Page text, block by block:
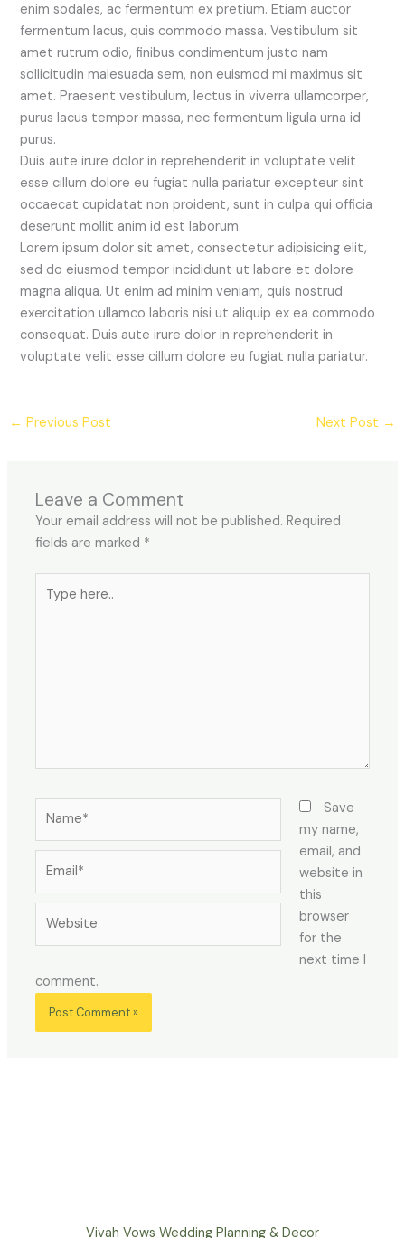
enim sodales, ac fermentum ex pretium. Etiam auctor
fermentum lacus, quis commodo massa. Vestibulum sit
amet rutrum odio, finibus condimentum justo nam
sollicitudin malesuada sem, non euismod mi maximus sit
amet. Praesent vestibulum, lectus in viverra ullamcorper,
purus lacus tempor massa, nec fermentum ligula urna id
purus.
Duis aute irure dolor in reprehenderit in voluptate velit
esse cillum dolore eu fugiat nulla pariatur excepteur sint
occaecat cupidatat non proident, sunt in culpa qui officia
deserunt mollit anim id est laborum.
Lorem ipsum dolor sit amet, consectetur adipisicing elit,
sed do eiusmod tempor incididunt ut labore et dolore
magna aliqua. Ut enim ad minim veniam, quis nostrud
exercitation ullamco laboris nisi ut aliquip ex ea commodo
consequat. Duis aute irure dolor in reprehenderit in
voluptate velit esse cillum dolore eu fugiat nulla pariatur.
← Previous Post Next Post →
Leave a Comment
Your email address will not be published. Required
fields are marked *
here..
Save
my name,
email, and
website in
this
browser
for the
next time I
comment.
Vivah Vows Wedding Planning & Decor